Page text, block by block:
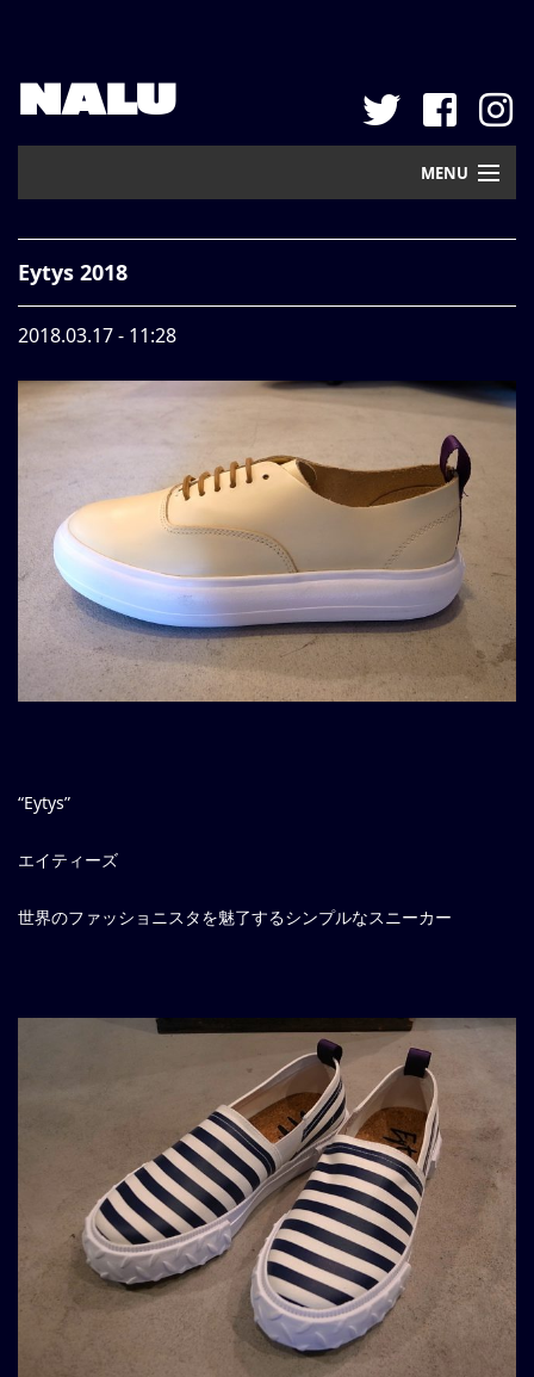
NALU
MENU
New Arrival
Pickup
Mail Order
Web Store
Eytys 2018
2018.03.17 - 11:28
“Eytys”
エイティーズ
世界のファッショニスタを魅了するシンプルなスニーカー